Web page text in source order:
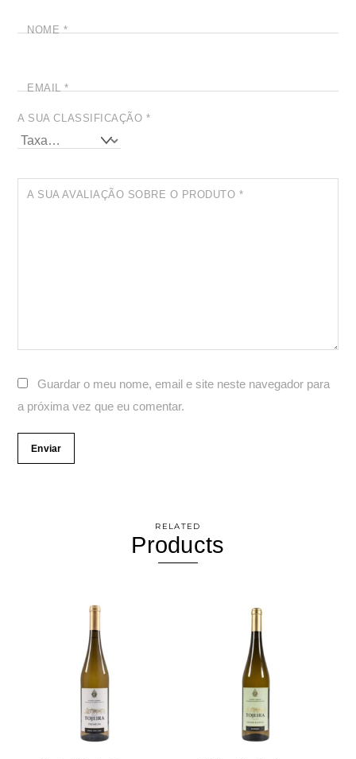
NOME*
EMAIL*
A SUA CLASSIFICAÇÃO *
A SUA AVALIAÇÃO SOBRE O PRODUTO *
Guardar o meu nome, email e site neste navegador para
a próxima vez que eu comentar.
RELATED
Products